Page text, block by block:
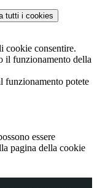
tutti i cookies
cookie consentire.
il funzionamento della
funzionamento potete
essere
pagina della cookie